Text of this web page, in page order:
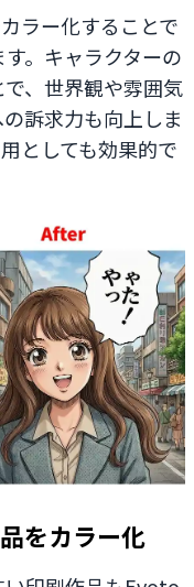
ラー化することで
。キャラクターの
、世界観や雰囲気
訴求力も向上しま
としても効果的で
をカラー化